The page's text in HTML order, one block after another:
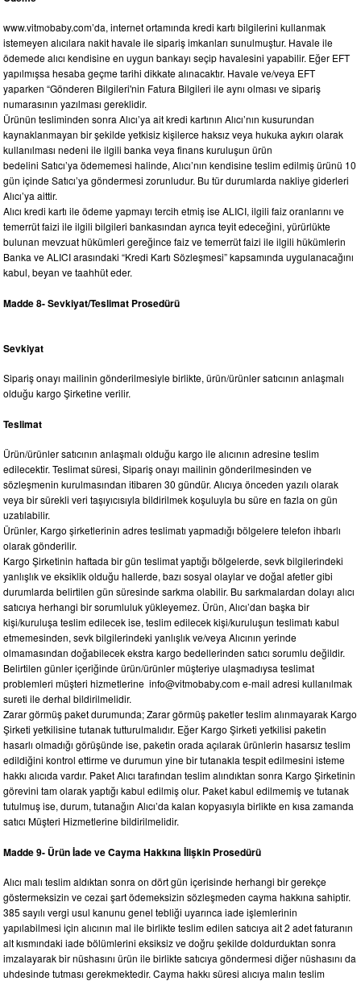
www.vitmobaby.com’da, internet ortamında kredi kartı bilgilerini kullanmak
istemeyen alıcılara nakit havale ile sipariş imkanları sunulmuştur. Havale ile
ödemede alıcı kendisine en uygun bankayı seçip havalesini yapabilir. Eğer EFT
yapılmışsa hesaba geçme tarihi dikkate alınacaktır. Havale ve/veya EFT
yaparken “Gönderen Bilgileri'nin Fatura Bilgileri ile aynı olması ve sipariş
numarasının yazılması gereklidir.
Ürünün tesliminden sonra Alıcı’ya ait kredi kartının Alıcı’nın kusurundan
kaynaklanmayan bir şekilde yetkisiz kişilerce haksız veya hukuka aykırı olarak
kullanılması nedeni ile ilgili banka veya finans kuruluşun ürün
bedelini Satıcı’ya ödememesi halinde, Alıcı’nın kendisine teslim edilmiş ürünü 10
gün içinde Satıcı’ya göndermesi zorunludur. Bu tür durumlarda nakliye giderleri
Alıcı’ya aittir.
Alıcı kredi kartı ile ödeme yapmayı tercih etmiş ise ALICI, ilgili faiz oranlarını ve
temerrüt faizi ile ilgili bilgileri bankasından ayrıca teyit edeceğini, yürürlükte
bulunan mevzuat hükümleri gereğince faiz ve temerrüt faizi ile ilgili hükümlerin
Banka ve ALICI arasındaki “Kredi Kartı Sözleşmesi” kapsamında uygulanacağını
kabul, beyan ve taahhüt eder.
Madde 8- Sevkiyat/Teslimat Prosedürü
Sevkiyat
Sipariş onayı mailinin gönderilmesiyle birlikte, ürün/ürünler satıcının anlaşmalı
olduğu kargo Şirketine verilir.
Teslimat
Ürün/ürünler satıcının anlaşmalı olduğu kargo ile alıcının adresine teslim
edilecektir. Teslimat süresi, Sipariş onayı mailinin gönderilmesinden ve
sözleşmenin kurulmasından itibaren 30 gündür. Alıcıya önceden yazılı olarak
veya bir sürekli veri taşıyıcısıyla bildirilmek koşuluyla bu süre en fazla on gün
uzatılabilir.
Ürünler, Kargo şirketlerinin adres teslimatı yapmadığı bölgelere telefon ihbarlı
olarak gönderilir.
Kargo Şirketinin haftada bir gün teslimat yaptığı bölgelerde, sevk bilgilerindeki
yanlışlık ve eksiklik olduğu hallerde, bazı sosyal olaylar ve doğal afetler gibi
durumlarda belirtilen gün süresinde sarkma olabilir. Bu sarkmalardan dolayı alıcı
satıcıya herhangi bir sorumluluk yükleyemez. Ürün, Alıcı’dan başka bir
kişi/kuruluşa teslim edilecek ise, teslim edilecek kişi/kuruluşun teslimatı kabul
etmemesinden, sevk bilgilerindeki yanlışlık ve/veya Alıcının yerinde
olmamasından doğabilecek ekstra kargo bedellerinden satıcı sorumlu değildir.
Belirtilen günler içeriğinde ürün/ürünler müşteriye ulaşmadıysa teslimat
problemleri müşteri hizmetlerineinfo@vitmobaby.come-mail adresi kullanılmak
sureti ile derhal bildirilmelidir.
Zarar görmüş paket durumunda; Zarar görmüş paketler teslim alınmayarak Kargo
Şirketi yetkilisine tutanak tutturulmalıdır. Eğer Kargo Şirketi yetkilisi paketin
hasarlı olmadığı görüşünde ise, paketin orada açılarak ürünlerin hasarsız teslim
edildiğini kontrol ettirme ve durumun yine bir tutanakla tespit edilmesini isteme
hakkı alıcıda vardır. Paket Alıcı tarafından teslim alındıktan sonra Kargo Şirketinin
görevini tam olarak yaptığı kabul edilmiş olur. Paket kabul edilmemiş ve tutanak
tutulmuş ise, durum, tutanağın Alıcı’da kalan kopyasıyla birlikte en kısa zamanda
satıcı Müşteri Hizmetlerine bildirilmelidir.
Madde 9- Ürün İade ve Cayma Hakkına İlişkin Prosedürü
Alıcı malı teslim aldıktan sonra on dört gün içerisinde herhangi bir gerekçe
göstermeksizin ve cezai şart ödemeksizin sözleşmeden cayma hakkına sahiptir.
385 sayılı vergi usul kanunu genel tebliği uyarınca iade işlemlerinin
yapılabilmesi için alıcının mal ile birlikte teslim edilen satıcıya ait 2 adet faturanın
alt kısmındaki iade bölümlerini eksiksiz ve doğru şekilde doldurduktan sonra
imzalayarak bir nüshasını ürün ile birlikte satıcıya göndermesi diğer nüshasını da
uhdesinde tutması gerekmektedir. Cayma hakkı süresi alıcıya malın teslim